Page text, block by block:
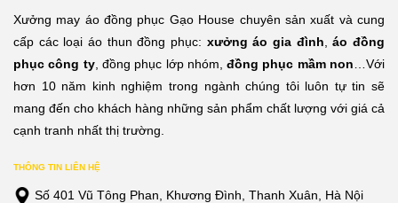
Xưởng may áo đồng phục Gạo House chuyên sản xuất và cung
cấp các loại áo thun đồng phục: xưởng áo gia đình ,áo đồng
phục công ty, đồng phục lớp nhóm,đồng phục mầm non …Với
hơn 10 năm kinh nghiệm trong ngành chúng tôi luôn tự tin sẽ
mang đến cho khách hàng những sản phẩm chất lượng với giá cả
cạnh tranh nhất thị trường.
THÔNG TIN LIÊN HỆ
Số 401 Vũ Tông Phan, Khương Đình, Thanh Xuân, Hà Nội